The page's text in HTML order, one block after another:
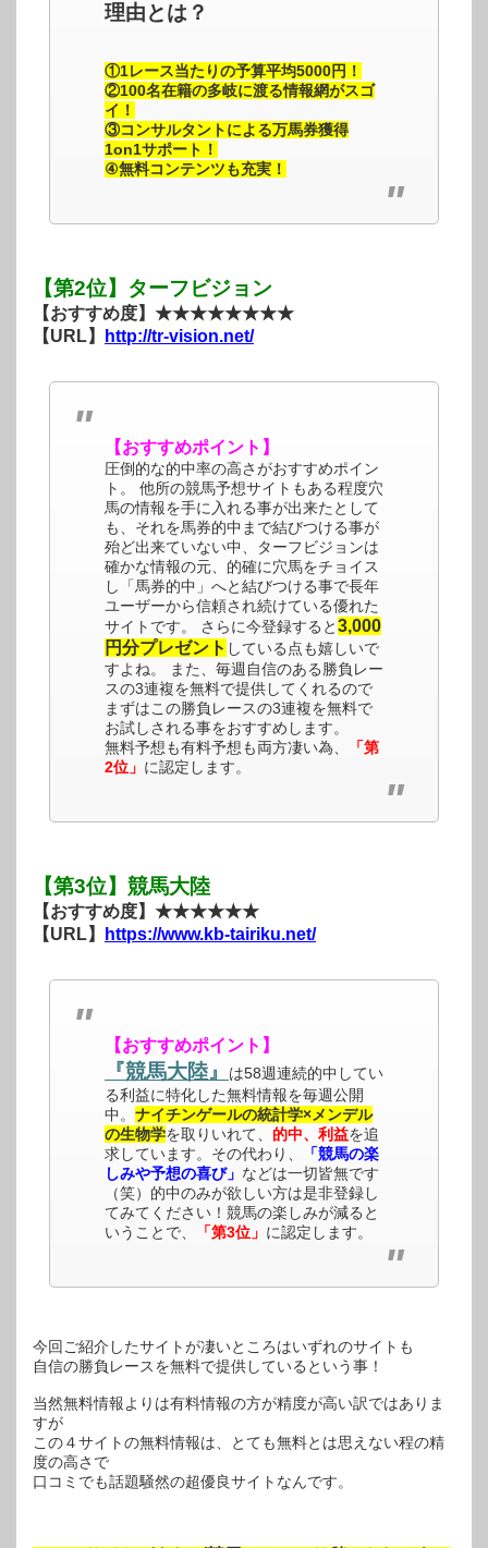
理由とは？
①1レース当たりの予算平均5000円！
②100名在籍の多岐に渡る情報網がスゴ
イ！
③コンサルタントによる万馬券獲得
1on1サポート！
④無料コンテンツも充実！
【第2位】ターフビジョン
【おすすめ度】★★★★★★★★
【URL】
http://tr-vision.net/
【おすすめポイント】
圧倒的な的中率の高さがおすすめポイン
ト。 他所の競馬予想サイトもある程度穴
馬の情報を手に入れる事が出来たとして
も、それを馬券的中まで結びつける事が
殆ど出来ていない中、ターフビジョンは
確かな情報の元、的確に穴馬をチョイス
し「馬券的中」へと結びつける事で長年
ユーザーから信頼され続けている優れた
サイトです。 さらに今登録すると3,000
円分プレゼント している点も嬉しいで
すよね。 また、毎週自信のある勝負レー
スの3連複を無料で提供してくれるので
まずはこの勝負レースの3連複を無料で
お試しされる事をおすすめします。
無料予想も有料予想も両方凄い為、
「第
2位」 に認定します。
【第3位】競馬大陸
【おすすめ度】★★★★★★
【URL】
https://www.kb-tairiku.net/
【おすすめポイント】
『競馬大陸』
は58週連続的中してい
る利益に特化した無料情報を毎週公開
中。 ナイチンゲールの統計学×メンデル
の生物学を取りいれて、 的中、利益を追
求しています。その代わり、
「競馬の楽
しみや予想の喜び」 などは一切皆無です
（笑）的中のみが欲しい方は是非登録し
てみてください！競馬の楽しみが減ると
いうことで、
「第3位」 に認定します。
今回ご紹介したサイトが凄いところはいずれのサイトも
自信の勝負レースを無料で提供しているという事！
当然無料情報よりは有料情報の方が精度が高い訳ではありま
すが
この４サイトの無料情報は、とても無料とは思えない程の精
度の高さで
口コミでも話題騒然の超優良サイトなんです。